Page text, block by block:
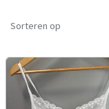
Sorteren op